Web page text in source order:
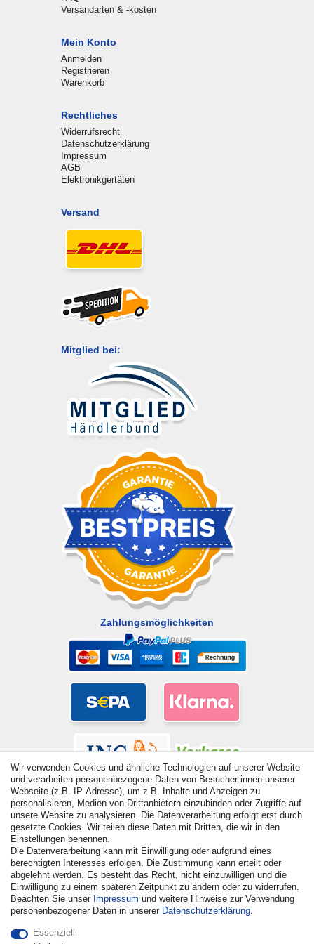
Versandarten & -kosten
Mein Konto
Anmelden
Registrieren
Warenkorb
Rechtliches
Widerrufsrecht
Datenschutzerklärung
Impressum
AGB
Elektronikgertäten
Versand
Mitglied bei:
Zahlungsmöglichkeiten
© Copyright 2026 | Alle Rechte vorbehalten. - Alle Rechte
vorbehalten. Preisangaben inkl. gesetzl. 19% MwSt. |
Grundpreise siehe Artikeldetail | *Gilt für Lieferungen nach
Deutschland!
Vertrag widerrufen Kontakt
Wir verwenden Cookies und ähnliche Technologien auf unserer Website
und verarbeiten personenbezogene Daten von Besucher:innen unserer
Webseite (z.B. IP-Adresse), um z.B. Inhalte und Anzeigen zu
personalisieren, Medien von Drittanbietern einzubinden oder Zugriffe auf
unsere Website zu analysieren. Die Datenverarbeitung erfolgt erst durch
gesetzte Cookies. Wir teilen diese Daten mit Dritten, die wir in den
Einstellungen benennen.
Die Datenverarbeitung kann mit Einwilligung oder aufgrund eines
berechtigten Interesses erfolgen. Die Zustimmung kann erteilt oder
abgelehnt werden. Es besteht das Recht, nicht einzuwilligen und die
Einwilligung zu einem späteren Zeitpunkt zu ändern oder zu widerrufen.
Beachten Sie unser Impressum und weitere Hinweise zur Verwendung
personenbezogener Daten in unserer Daten­schutz­erklärung.
Essenziell